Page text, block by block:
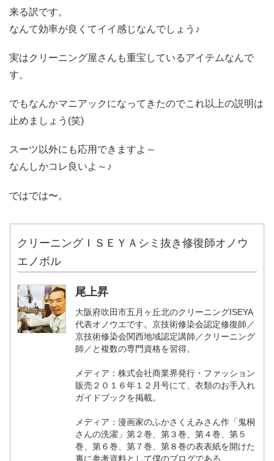
来る訳です。
なんて効率が良くてイイ感じなんでしょう♪
実はクリーニング屋さんも重宝しているアイテムなんで
す。
でもなんかマニアックになってきたのでこれ以上の説明は
止めましょう(笑)
スーツ以外にも応用できますよ～
なんしかコレ良いよ～♪
ではでは〜。
クリーニングＩＳＥＹＡシミ抜き修復師オノウ
エノボル
尾上昇
大阪府吹田市五月ヶ丘北のクリーニングISEYA
代表オノウエです。京技術修染会認定修復師／
京技術修染会関西地域認定講師／クリーニング
師／と複数の専門資格を習得。
メディア：株式会社商業界発行・ファッション
販売２０１６年１２月号にて、衣類のお手入れ
ガイドブックを掲載。
メディア：漫画家のふかさくえみさん作「鬼桐
さんの洗濯」第２巻、第３巻、第４巻、第５
巻、第６巻、第７巻、第８巻の表表紙を開けた
裏に参考資料として僕のブログである